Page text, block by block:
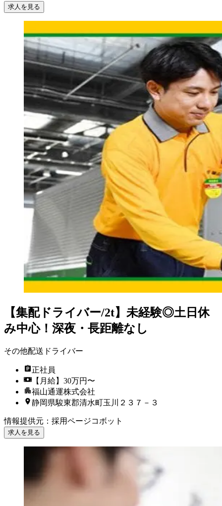
求人を見る
【集配ドライバー/2t】未経験◎土日休
み中心！深夜・長距離なし
その他配送ドライバー
正社員
【月給】30万円〜
福山通運株式会社
静岡県駿東郡清水町玉川２３７－３
情報提供元 ： 採用ページコボット
求人を見る